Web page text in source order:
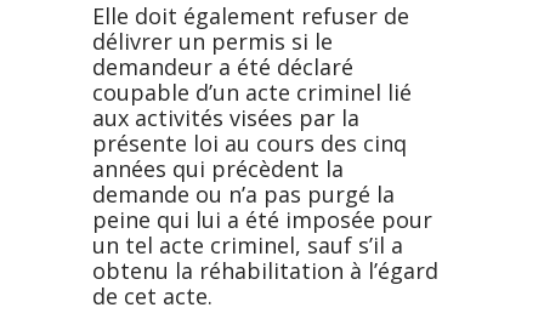
Elle doit également refuser de
délivrer un permis si le
demandeur a été déclaré
coupable d’un acte criminel lié
aux activités visées par la
présente loi au cours des cinq
années qui précèdent la
demande ou n’a pas purgé la
peine qui lui a été imposée pour
un tel acte criminel, sauf s’il a
obtenu la réhabilitation à l’égard
de cet acte.